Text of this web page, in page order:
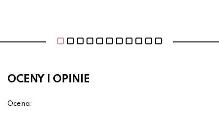
OCENY I OPINIE
Ocena: